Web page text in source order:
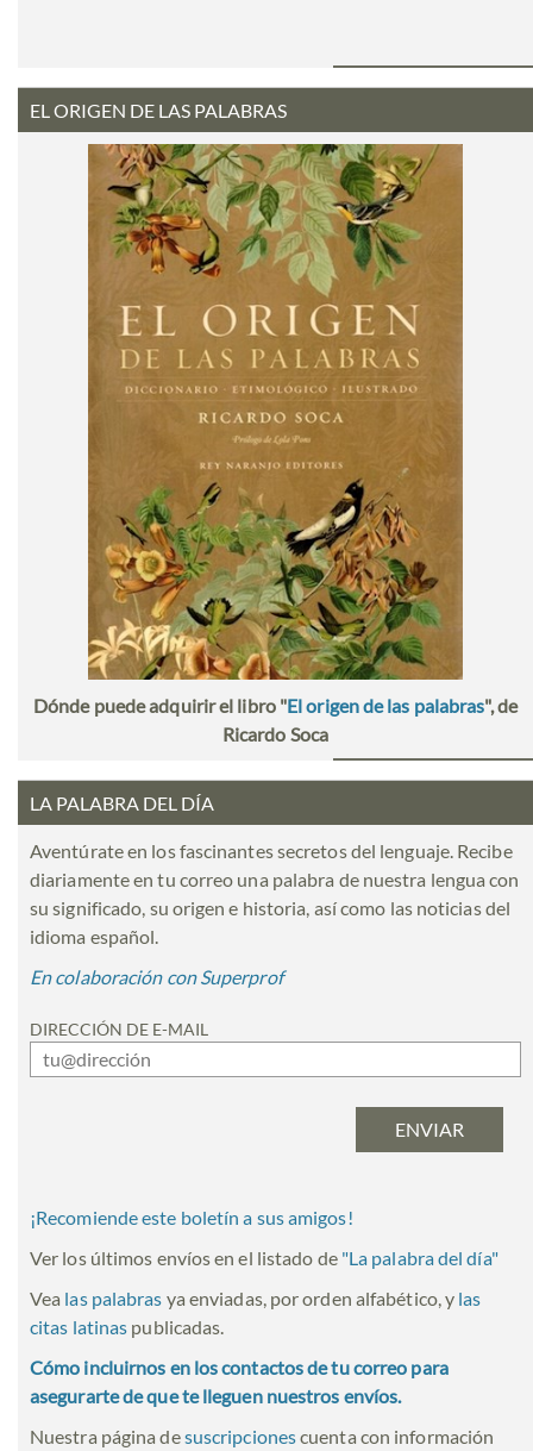
EL ORIGEN DE LAS PALABRAS
Dónde puede adquirir el libro "El origen de las palabras", de
Ricardo Soca
LA PALABRA DEL DÍA
Aventúrate en los fascinantes secretos del lenguaje. Recibe
diariamente en tu correo una palabra de nuestra lengua con
su significado, su origen e historia, así como las noticias del
idioma español.
En colaboración con Superprof
DIRECCIÓN DE E-MAIL
¡Recomiende este boletín a sus amigos!
Ver los últimos envíos en el listado de "La palabra del día"
Vea las palabras ya enviadas, por orden alfabético, y las
citas latinas publicadas.
Cómo incluirnos en los contactos de tu correo para
asegurarte de que te lleguen nuestros envíos.
Nuestra página desuscripcionescuenta con información